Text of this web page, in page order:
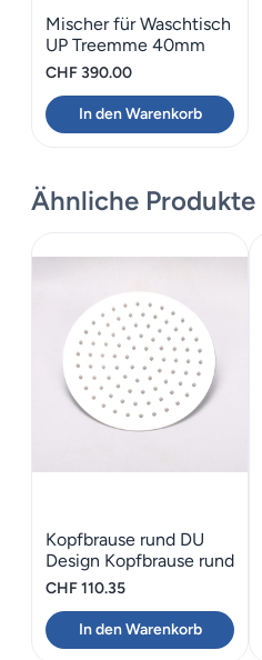
Mischer für Waschtisch
UP Treemme 40mm
CHF390.00
In den Warenkorb
Ähnliche Produkte
Kopfbrause rund DU
Design Kopfbrause rund
CHF110.35
In den Warenkorb